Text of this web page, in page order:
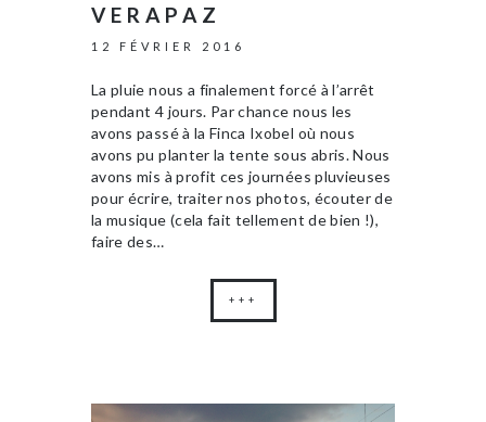
VERAPAZ
12 FÉVRIER 2016
La pluie nous a finalement forcé à l’arrêt
pendant 4 jours. Par chance nous les
avons passé à la Finca Ixobel où nous
avons pu planter la tente sous abris. Nous
avons mis à profit ces journées pluvieuses
pour écrire, traiter nos photos, écouter de
la musique (cela fait tellement de bien !),
faire des…
+++